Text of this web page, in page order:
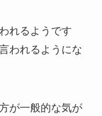
れるようです
われるようにな
が一般的な気が